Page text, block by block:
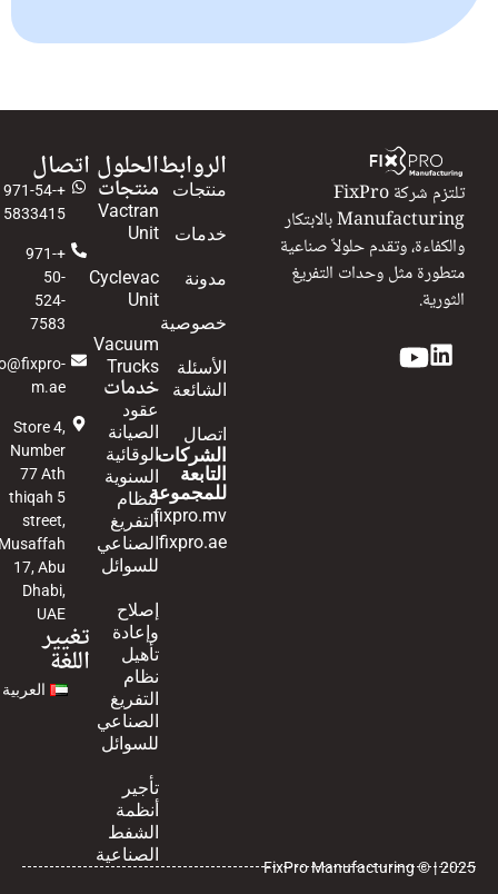
FixPro Manufacturing © | 2025
تلتزم شركة FixPro
Manufacturing بالابتكار
والكفاءة، وتقدم حلولاً صناعية
متطورة مثل وحدات التفريغ
الثورية.
الروابط
منتجات
خدمات
مدونة
خصوصية
الأسئلة
الشائعة
اتصال
الشركات
التابعة
للمجموعة
fixpro.mv
fixpro.ae
الحلول
منتجات
Vactran
Unit
Cyclevac
Unit
Vacuum
Trucks
خدمات
عقود
الصيانة
الوقائية
السنوية
لنظام
التفريغ
الصناعي
للسوائل
إصلاح
وإعادة
تأهيل
نظام
التفريغ
الصناعي
للسوائل
تأجير
أنظمة
الشفط
الصناعية
اتصال
+971-54-
5833415
+971-
50-
524-
7583
info@fixpro-
m.ae
Store 4,
Number
77 Ath
thiqah 5
street,
Musaffah
17, Abu
Dhabi,
UAE
تغيير
اللغة
العربية